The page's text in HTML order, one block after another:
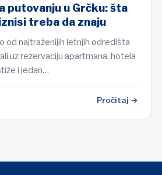
putovanju u Grčku: šta
treba da znaju
od najtraženijih letnjih odredišta
uz rezervaciju apartmana, hotela
i jedan…
Pročitaj →